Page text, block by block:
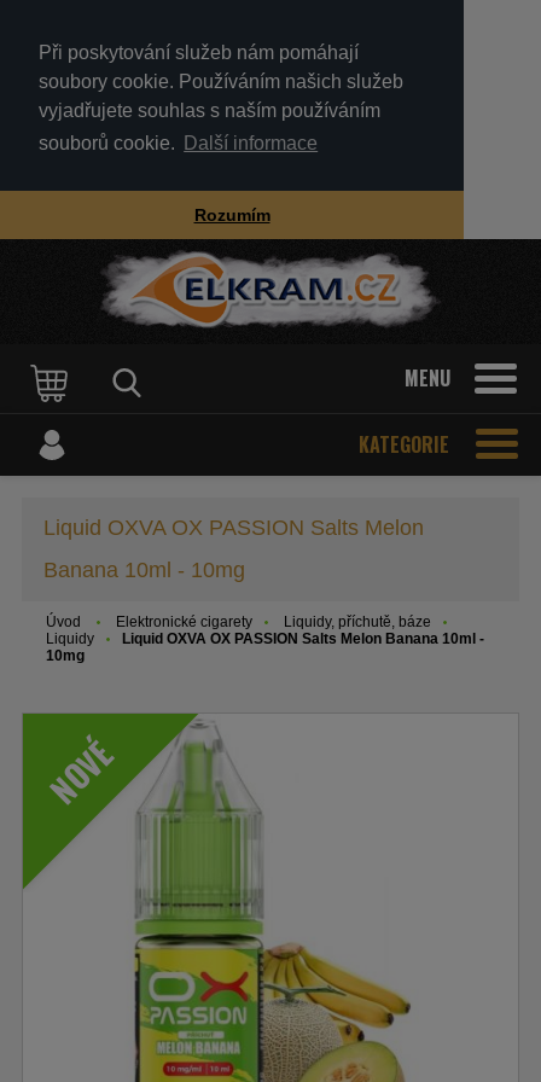
Při poskytování služeb nám pomáhají
soubory cookie. Používáním našich služeb
vyjadřujete souhlas s naším používáním
souborů cookie.
Další informace
Rozumím
MENU
KATEGORIE
Liquid OXVA OX PASSION Salts Melon
Banana 10ml - 10mg
Úvod Elektronické cigarety
Liquidy, příchutě, báze
Liquidy
Liquid OXVA OX PASSION Salts Melon Banana 10ml -
10mg
NOVÉ